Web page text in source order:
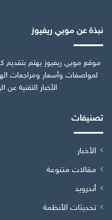
نبذة عن موبي ريفيوز
موقع موبي ريفيوز يهتم
لمواصفات وأسعار ومراجعات
الأخبار التقنية
تصنيفات
الأخبار
مقالات متنوعة
أندرويد
تحديثات الأنظمة